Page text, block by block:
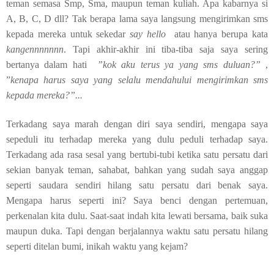
teman semasa Smp, Sma, maupun teman kuliah. Apa kabarnya si
A, B, C, D dll? Tak berapa lama saya langsung mengirimkan sms
kepada mereka untuk sekedarsay hello
atau hanya berupa kata
kangennnnnnn. Tapi akhir-akhir ini tiba-tiba saja saya sering
bertanya dalam hati
”kok aku terus ya yang sms duluan?” ,
”kenapa harus saya yang selalu mendahului mengirimkan sms
kepada mereka?”...
Terkadang saya marah dengan diri saya sendiri, mengapa saya
sepeduli itu terhadap mereka yang dulu peduli terhadap saya.
Terkadang ada rasa sesal yang bertubi-tubi ketika satu persatu dari
sekian banyak teman, sahabat, bahkan yang sudah saya anggap
seperti saudara sendiri hilang satu persatu dari benak saya.
Mengapa harus seperti ini? Saya benci dengan pertemuan,
perkenalan kita dulu. Saat-saat indah kita lewati bersama, baik suka
maupun duka. Tapi dengan berjalannya waktu satu persatu hilang
seperti ditelan bumi, inikah waktu yang kejam?